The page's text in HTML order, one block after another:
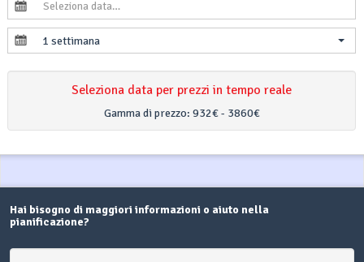
1 settimana
Seleziona data per prezzi in tempo reale
Gamma di prezzo: 932€ - 3860€
Hai bisogno di maggiori informazioni o aiuto nella
pianificazione?